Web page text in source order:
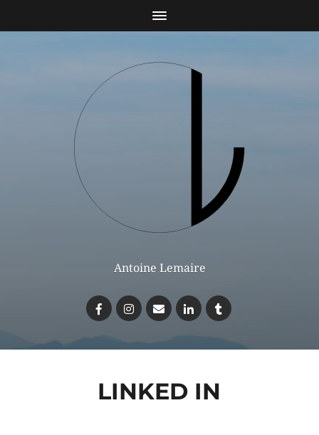
Antoine Lemaire
LINKED IN